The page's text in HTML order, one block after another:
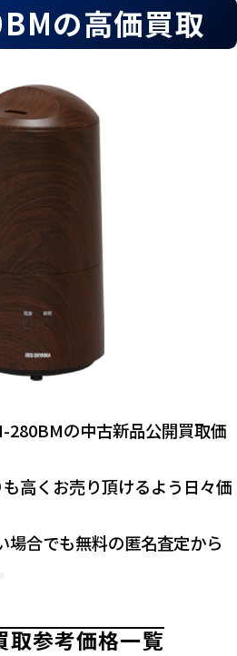
の高価買取
280BMの中古新品公開買取価
高くお売り頂けるよう日々価
場合でも無料の匿名査定から
参考価格一覧